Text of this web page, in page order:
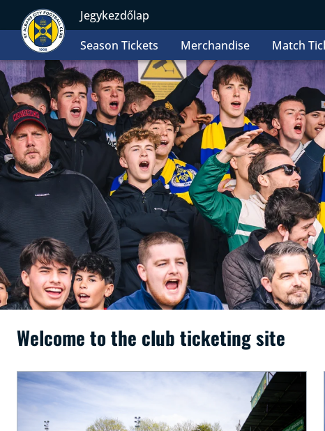
Jegykezdőlap
Season Tickets
Merchandise Match
Welcome to the club ticketing site